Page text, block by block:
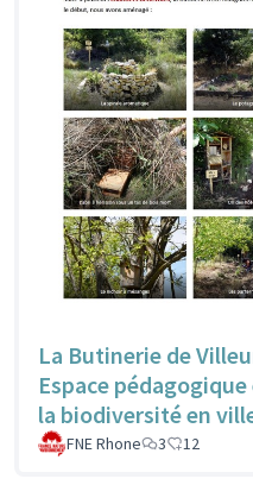
La Butinerie de
Espace
la biodiversité en
FNE Rhone 3 12